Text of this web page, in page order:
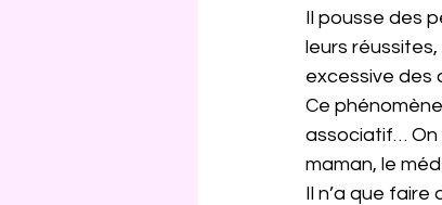
Il pousse des
leurs
excessive des
Ce
associatif… On
maman, le
Il n’a que faire